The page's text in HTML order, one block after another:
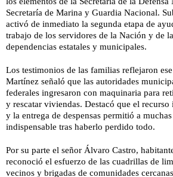
Secretaría de Marina y Guardia Nacional.
activó de inmediato la segunda etapa de
trabajo de los servidores de la Nación y de
dependencias estatales y municipales.
Los testimonios de las familias reflejaron
Martínez señaló que las autoridades
federales ingresaron con maquinaria para
y rescatar viviendas. Destacó que el
y la entrega de despensas permitió a
indispensable tras haberlo perdido todo.
Por su parte el señor Álvaro Castro,
reconoció el esfuerzo de las cuadrillas de
vecinos y brigadas de comunidades